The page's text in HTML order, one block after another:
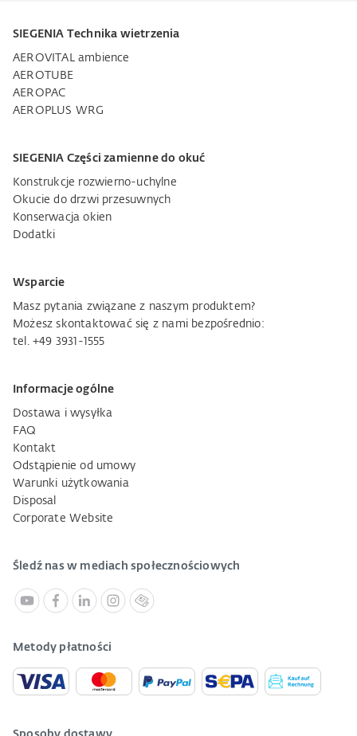
SIEGENIA Technika wietrzenia
AEROVITAL ambience
AEROTUBE
AEROPAC
AEROPLUS WRG
SIEGENIA Części zamienne do okuć
Konstrukcje rozwierno-uchylne
Okucie do drzwi przesuwnych
Konserwacja okien
Dodatki
Wsparcie
Masz pytania związane z naszym produktem?
Możesz skontaktować się z nami bezpośrednio:
tel. +49 3931-1555
Informacje ogólne
Dostawa i wysyłka
FAQ
Kontakt
Odstąpienie od umowy
Warunki użytkowania
Disposal
Corporate Website
Śledź nas w mediach społecznościowych
Metody płatności